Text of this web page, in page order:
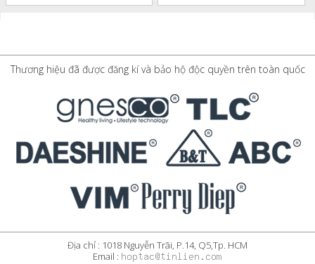
Thương hiệu đã được đăng kí và bảo hộ độc quyền trên toàn quốc
Địa chỉ : 1018 Nguyễn Trãi, P.14, Q5,Tp. HCM
Email :